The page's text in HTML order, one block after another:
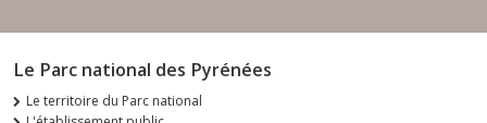
Le Parc national des Pyrénées
Le territoire du Parc national